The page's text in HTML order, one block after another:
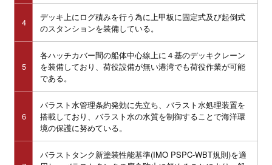
4
デッキ上にログ積みを行う為に上甲板に固定式及び起倒式
のスタンションを装備している。
5
各ハッチカバー間の船体中心線上に４基のデッキクレーン
を装備しており、荷役設備が無い港湾でも荷役作業が可能
である。
6
バラスト水管理条約発効に先立ち、バラスト水処理装置を
搭載しており、バラスト水の水質を制御することで海洋環
境の保護に努めている。
バラストタンク新塗装性能基準(IMO PSPC-WBT規則)を適